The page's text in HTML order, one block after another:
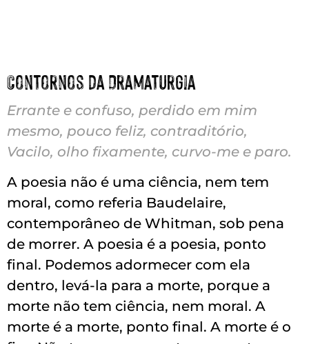
Contornos da Dramaturgia
Errante e confuso, perdido em mim
mesmo, pouco feliz, contraditório,
Vacilo, olho fixamente, curvo-me e paro.
A poesia não é uma ciência, nem tem
moral, como referia Baudelaire,
contemporâneo de Whitman, sob pena
de morrer. A poesia é a poesia, ponto
final. Podemos adormecer com ela
dentro, levá-la para a morte, porque a
morte não tem ciência, nem moral. A
morte é a morte, ponto final. A morte é o